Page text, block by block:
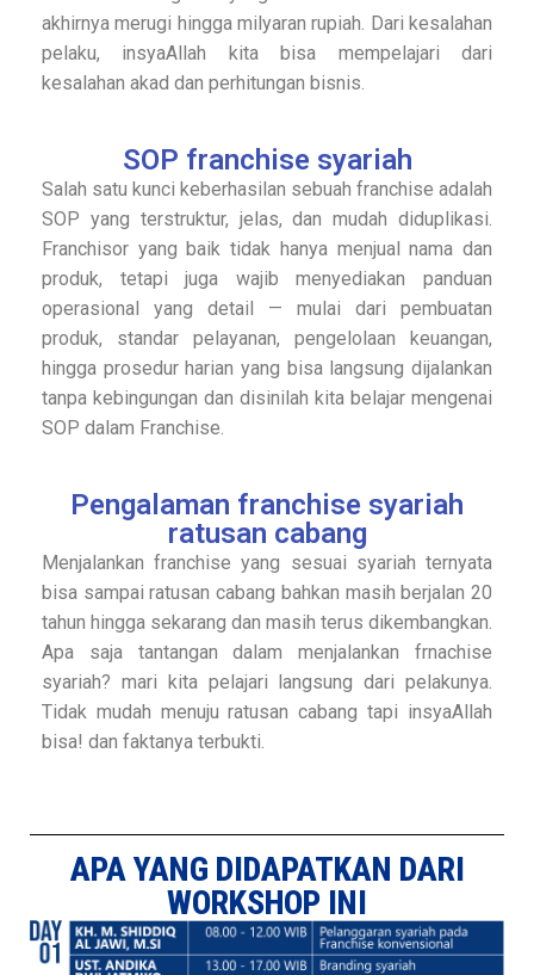
akhirnya merugi hingga milyaran rupiah. Dari kesalahan
pelaku, insyaAllah kita bisa mempelajari dari
kesalahan akad dan perhitungan bisnis.
SOP franchise syariah
Salah satu kunci keberhasilan sebuah franchise adalah
SOP yang terstruktur, jelas, dan mudah diduplikasi.
Franchisor yang baik tidak hanya menjual nama dan
produk, tetapi juga wajib menyediakan panduan
operasional yang detail — mulai dari pembuatan
produk, standar pelayanan, pengelolaan keuangan,
hingga prosedur harian yang bisa langsung dijalankan
tanpa kebingungan dan disinilah kita belajar mengenai
SOP dalam Franchise.
Pengalaman franchise syariah
ratusan cabang
Menjalankan franchise yang sesuai syariah ternyata
bisa sampai ratusan cabang bahkan masih berjalan 20
tahun hingga sekarang dan masih terus dikembangkan.
Apa saja tantangan dalam menjalankan frnachise
syariah? mari kita pelajari langsung dari pelakunya.
Tidak mudah menuju ratusan cabang tapi insyaAllah
bisa! dan faktanya terbukti.
APA YANG DIDAPATKAN DARI
WORKSHOP INI